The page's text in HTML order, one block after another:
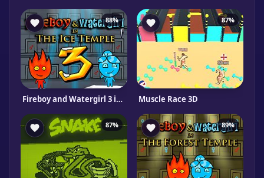
88%
Fireboy and Watergirl 3 in The Ice Temple
87%
Muscle Race 3D
87% 89%